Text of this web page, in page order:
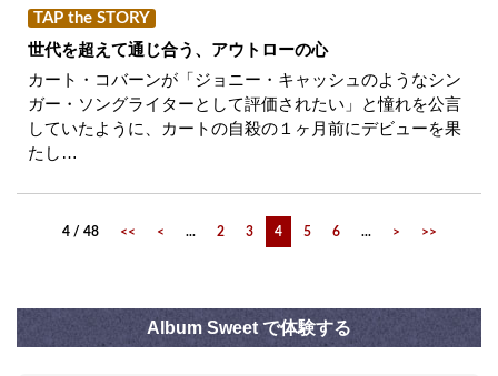
TAP the STORY
世代を超えて通じ合う、アウトローの心
カート・コバーンが「ジョニー・キャッシュのようなシン
ガー・ソングライターとして評価されたい」と憧れを公言
していたように、カートの自殺の１ヶ月前にデビューを果
たし…
4 / 48 << < ... 2 3 4 5 6 ... > >>
Album Sweet で体験する